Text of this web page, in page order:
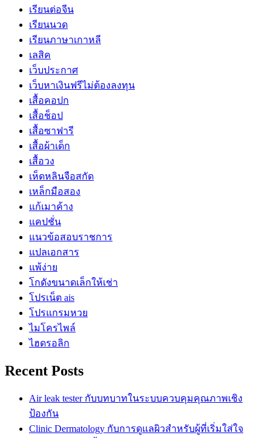
เรียนต่อจีน
เรียนนวด
เรียนภาษาเกาหลี
เลสิค
เว็บประกาศ
เว็บหาเงินฟรีไม่ต้องลงทุน
เสื้อคอปก
เสื้อช็อป
เสื้อซาฟารี
เสื้อผ้าเด็ก
เสื้อวง
เห็ดหลินจือสกัด
เหล็กมือสอง
แก้เมาค้าง
แคปชั่น
แนวข้อสอบราชการ
แปลเอกสาร
แพ้ง่าย
โกดังขนาดเล็กให้เช่า
โปรเน็ต ais
โปรแกรมหวย
ไมโครไพล์
ไฮดรอลิก
Recent Posts
Air leak tester กับบทบาทในระบบควบคุมคุณภาพเชิง
ป้องกัน
Clinic Dermatology กับการดูแลผิวสำหรับผู้ที่เริ่มใส่ใจ